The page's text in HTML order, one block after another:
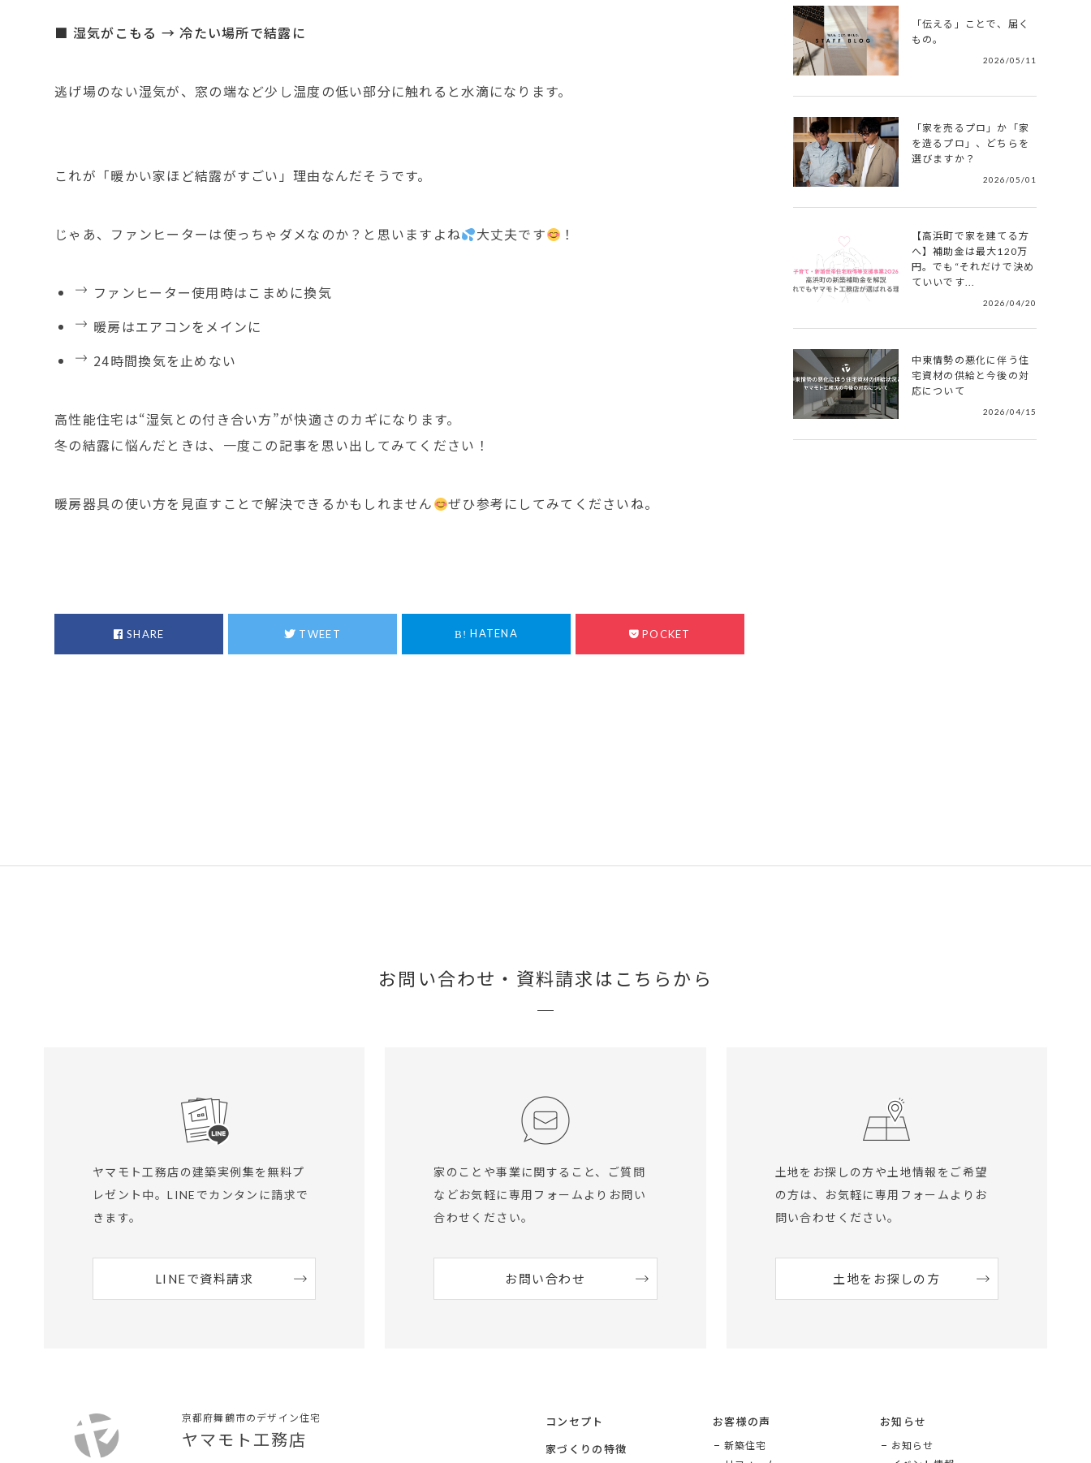
■ 湿気がこもる → 冷たい場所で結露に
逃げ場のない湿気が、窓の端など少し温度の低い部分に触れると水滴になります。
これが「暖かい家ほど結露がすごい」理由なんだそうです。
じゃあ、ファンヒーターは使っちゃダメなのか？と思いますよね 大丈夫です ！
ファンヒーター使用時はこまめに換気
暖房はエアコンをメインに
24時間換気を止めない
高性能住宅は“湿気との付き合い方”が快適さのカギになります。
冬の結露に悩んだときは、一度この記事を思い出してみてください！
暖房器具の使い方を見直すことで解決できるかもしれません ぜひ参考にしてみてくださいね。
SHARE TWEET HATENA POCKET
「伝える」ことで、届く
もの。
2026/05/11
「家を売るプロ」か「家
を造るプロ」、どちらを
選びますか？
2026/05/01
【高浜町で家を建てる方
へ】補助金は最大120万
円。でも“それだけで決め
ていいです...
2026/04/20
中東情勢の悪化に伴う住
宅資材の供給と今後の対
応について
2026/04/15
お問い合わせ・ 資料請求はこちらから
ヤマモト工務店の建築実例集を無料プ
レゼント中。LINEでカンタンに請求で
きます。
LINEで資料請求
家のことや事業に関すること、ご質問
などお気軽に専用フォームよりお問い
合わせください。
お問い合わせ
土地をお探しの方や土地情報をご希望
の方は、
お気軽に専用フォームよりお
問い合わせください。
土地をお探しの方
京都府舞鶴市のデザイン住宅
ヤマモト工務店
コンセプト
家づくりの特徴
お客様の声
新築住宅
お知らせ
お知らせ